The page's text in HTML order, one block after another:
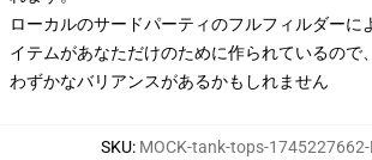
ローカルのサードパーティのフルフィルダーに
イテムがあなただけのために作られているので
わずかなバリアンスがあるかもしれません
SKU: MOCK-tank-tops-1745227662-